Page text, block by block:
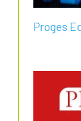
Proges